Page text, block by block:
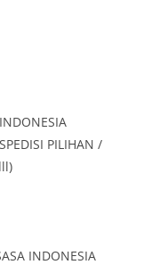
PILIHAN /
INDONESIA